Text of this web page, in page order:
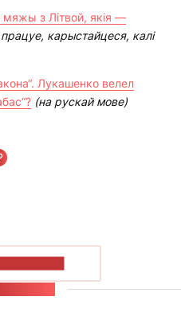
мяжы з Літвой, якія —
карыстайцеся, калі
Лукашенко велел
(на рускай мове)